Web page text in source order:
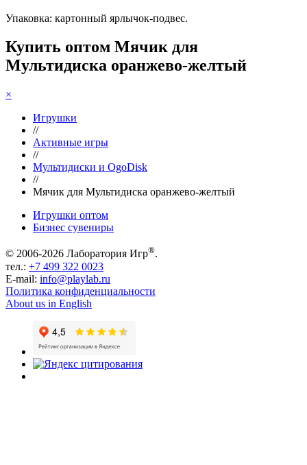
Упаковка: картонный ярлычок-подвес.
Купить оптом Мячик для
Мультидиска оранжево-желтый
×
Игрушки
//
Активные игры
//
Мультидиски и OgoDisk
//
Мячик для Мультидиска оранжево-желтый
Игрушки оптом
Бизнес сувениры
© 2006-2026 Лаборатория Игр®.
тел.: +7 499 322 0023
E-mail: info@playlab.ru
Политика конфиденциальности
About us in English